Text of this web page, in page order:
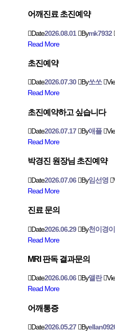
어깨진료 초진예약
Date2026.08.01 Bymk7932
Read More
초진예약
Date2026.07.30 By쏘쏘
Read More
초진예약하고 싶습니다
Date2026.07.17 By애플
Read More
박경진 원장님 초진예약
Date2026.07.06 By임선영
Read More
진료 문의
Date2026.06.29 By천이경이
Read More
MRI 판독 결과문의
Date2026.06.06 By앨란
Read More
어깨통증
Date2026.05.27 By